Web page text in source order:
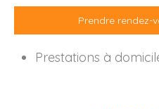
Prendre rendez-
Prestations à